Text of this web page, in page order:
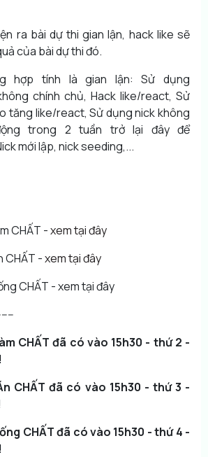
ra bài dự thi gian lận, hack like sẽ
của bài dự thi đó.
hợp tính là gian lận: Sử dụng
chính chủ, Hack like/react, Sử
tăng like/react, Sử dụng nick không
trong 2 tuần trở lại đây để
mới lập, nick seeding,...
CHẤT -xem tại đây
CHẤT -xem tại đây
CHẤT - xem tại đây
CHẤT đã có vào 15h30 - thứ 2 -
CHẤT đã có vào 15h30 - thứ 3 -
CHẤT đã có vào 15h30 - thứ 4 -